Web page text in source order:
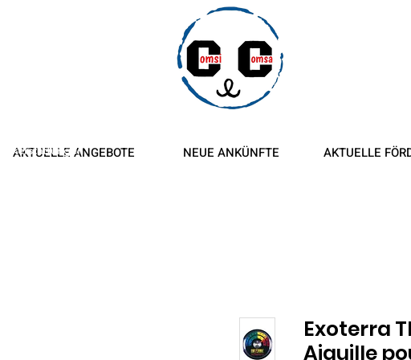
AKTUELLE ANGEBOTE NEUE ANKÜNFTE AKTUELLE
Rückerstattungen
Exoterra
Aiguille